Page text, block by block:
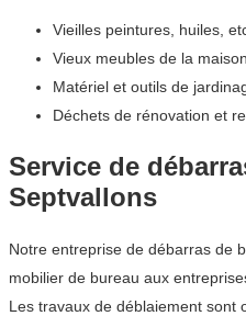
Vieilles peintures, huiles,
Vieux meubles de la
Matériel et outils de
Déchets de rénovation et
Service de
Septvallons
Notre entreprise de débarras de
mobilier de bureau aux
Les travaux de déblaiement sont